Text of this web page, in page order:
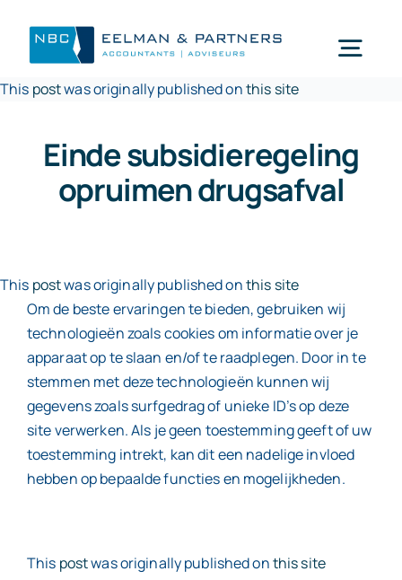
inhoud
Wie zijn wij
Nieuws
Werken bij
Contact
This postwas originally published onthis site
Einde subsidieregeling
opruimen drugsafval
This postwas originally published onthis site
Om de beste ervaringen te bieden, gebruiken wij
technologieën zoals cookies om informatie over je
apparaat op te slaan en/of te raadplegen. Door in te
stemmen met deze technologieën kunnen wij
gegevens zoals surfgedrag of unieke ID’s op deze
site verwerken. Als je geen toestemming geeft of uw
toestemming intrekt, kan dit een nadelige invloed
hebben op bepaalde functies en mogelijkheden.
This postwas originally published onthis site